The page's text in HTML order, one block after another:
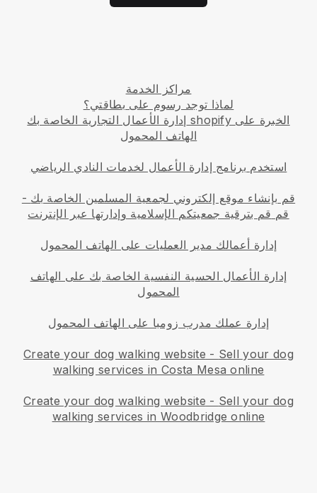
مراكز الخدمة
لماذا توجد رسوم على بطاقتي؟
إدارة الأعمال التجارية الخاصة بك shopify الخبرة على
الهاتف المحمول
استخدم برنامج إدارة الأعمال لخدمات النادي الرياضي
قم بإنشاء موقع إلكتروني لجمعية المسلمين الخاصة بك -
قم قم بترقية جمعيتكم الإسلامية وإدارتها عبر الإنترنت
إدارة أعمالك مدير العمليات على الهاتف المحمول
إدارة الأعمال الحسية النفسية الخاصة بك على الهاتف
المحمول
إدارة عملك مدرب زومبا على الهاتف المحمول
Create your dog walking website - Sell your dog
walking services in Costa Mesa online
Create your dog walking website - Sell your dog
walking services in Woodbridge online